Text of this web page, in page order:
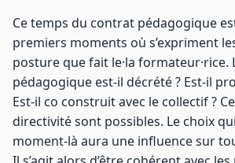
Ce temps du contrat pédagogique
premiers moments où s’expriment
posture que fait le·la formateur·rice.
pédagogique est-il décrété ? Est-il
Est-il co construit avec le collectif ?
directivité sont possibles. Le choix
moment-là aura une influence sur